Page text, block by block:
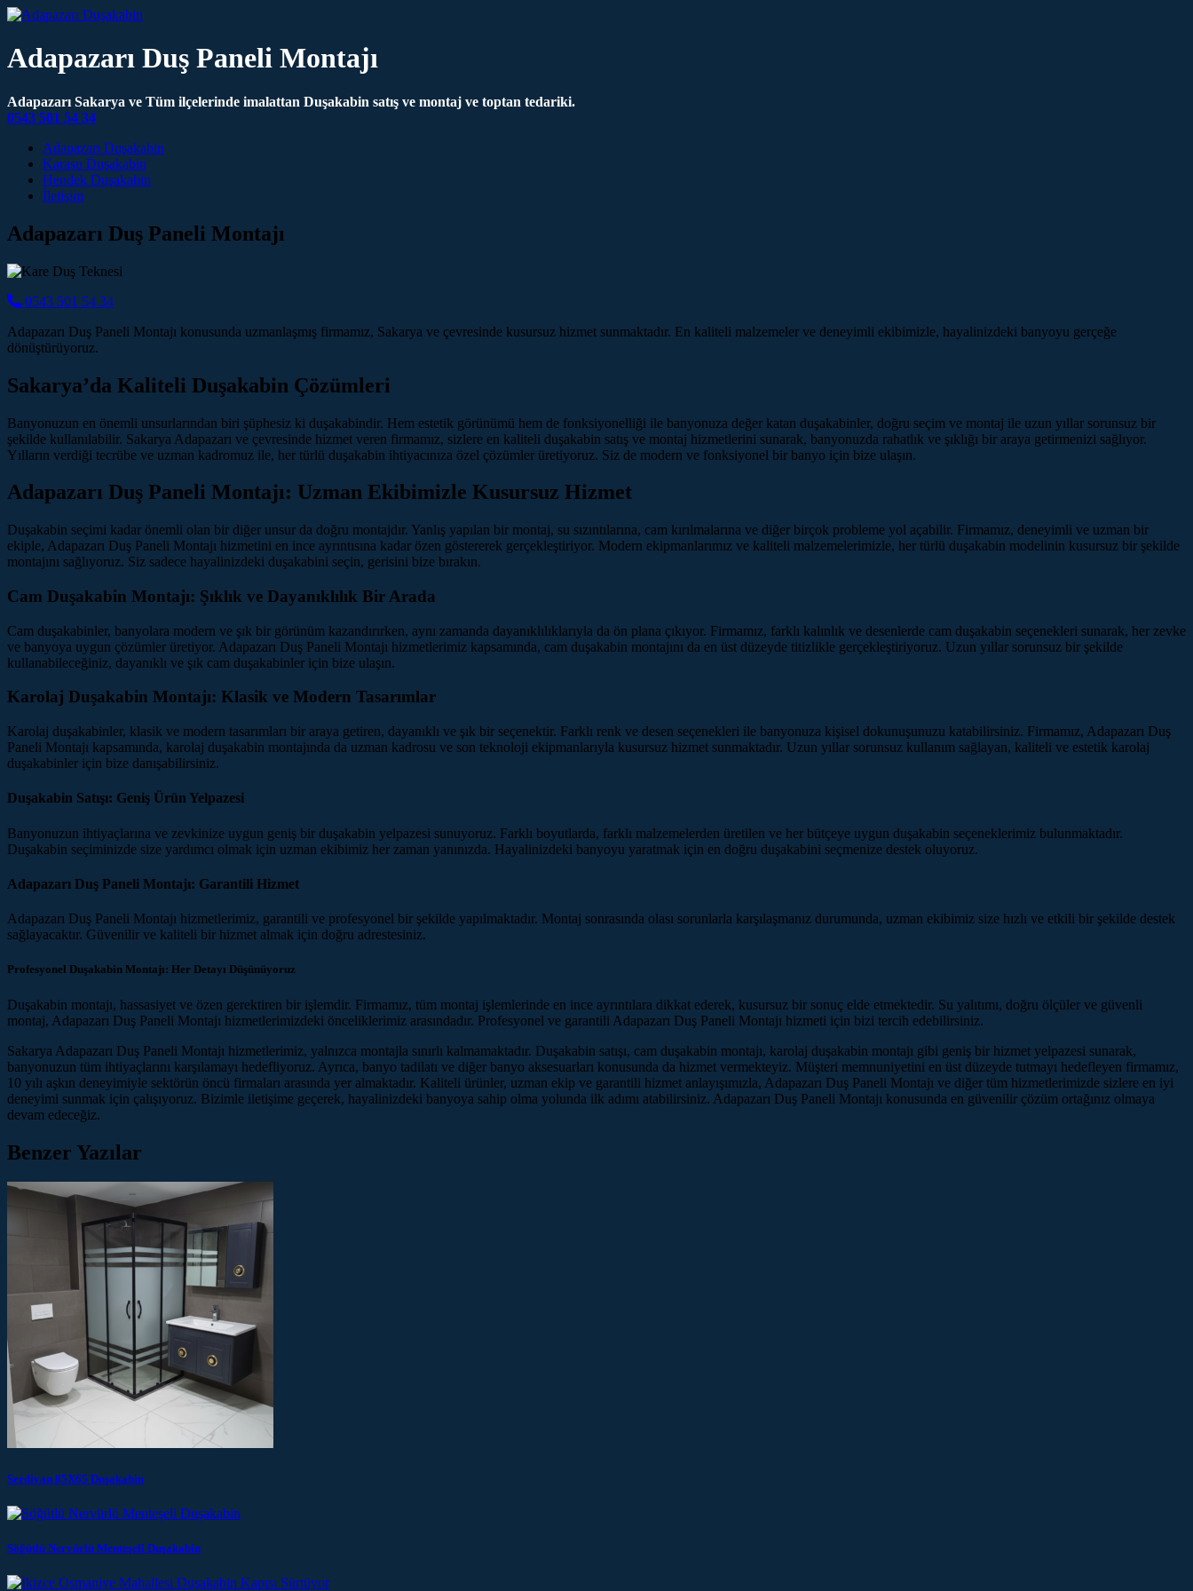
Adapazarı Duş Paneli Montajı
Adapazarı Sakarya ve Tüm ilçelerinde imalattan Duşakabin satış ve montaj ve toptan tedariki.
0543 501 54 34
Main Navigation
Adapazarı Duşakabin
Karasu Duşakabin
Hendek Duşakabin
İletişim
Adapazarı Duş Paneli Montajı
0543 501 54 34
Adapazarı Duş Paneli Montajı konusunda uzmanlaşmış firmamız, Sakarya ve çevresinde kusursuz hizmet sunmaktadır. En kaliteli malzemeler ve deneyimli ekibimizle, hayalinizdeki banyoyu gerçeğe
dönüştürüyoruz.
Sakarya’da Kaliteli Duşakabin Çözümleri
Banyonuzun en önemli unsurlarından biri şüphesiz ki duşakabindir. Hem estetik görünümü hem de fonksiyonelliği ile banyonuza değer katan duşakabinler, doğru seçim ve montaj ile uzun yıllar sorunsuz bir
şekilde kullanılabilir. Sakarya Adapazarı ve çevresinde hizmet veren firmamız, sizlere en kaliteli duşakabin satış ve montaj hizmetlerini sunarak, banyonuzda rahatlık ve şıklığı bir araya getirmenizi sağlıyor.
Yılların verdiği tecrübe ve uzman kadromuz ile, her türlü duşakabin ihtiyacınıza özel çözümler üretiyoruz. Siz de modern ve fonksiyonel bir banyo için bize ulaşın.
Adapazarı Duş Paneli Montajı: Uzman Ekibimizle Kusursuz Hizmet
Duşakabin seçimi kadar önemli olan bir diğer unsur da doğru montajdır. Yanlış yapılan bir montaj, su sızıntılarına, cam kırılmalarına ve diğer birçok probleme yol açabilir. Firmamız, deneyimli ve uzman bir
ekiple, Adapazarı Duş Paneli Montajı hizmetini en ince ayrıntısına kadar özen göstererek gerçekleştiriyor. Modern ekipmanlarımız ve kaliteli malzemelerimizle, her türlü duşakabin modelinin kusursuz bir şekilde
montajını sağlıyoruz. Siz sadece hayalinizdeki duşakabini seçin, gerisini bize bırakın.
Cam Duşakabin Montajı: Şıklık ve Dayanıklılık Bir Arada
Cam duşakabinler, banyolara modern ve şık bir görünüm kazandırırken, aynı zamanda dayanıklılıklarıyla da ön plana çıkıyor. Firmamız, farklı kalınlık ve desenlerde cam duşakabin seçenekleri sunarak, her zevke
ve banyoya uygun çözümler üretiyor. Adapazarı Duş Paneli Montajı hizmetlerimiz kapsamında, cam duşakabin montajını da en üst düzeyde titizlikle gerçekleştiriyoruz. Uzun yıllar sorunsuz bir şekilde
kullanabileceğiniz, dayanıklı ve şık cam duşakabinler için bize ulaşın.
Karolaj Duşakabin Montajı: Klasik ve Modern Tasarımlar
Karolaj duşakabinler, klasik ve modern tasarımları bir araya getiren, dayanıklı ve şık bir seçenektir. Farklı renk ve desen seçenekleri ile banyonuza kişisel dokunuşunuzu katabilirsiniz. Firmamız, Adapazarı Duş
Paneli Montajı kapsamında, karolaj duşakabin montajında da uzman kadrosu ve son teknoloji ekipmanlarıyla kusursuz hizmet sunmaktadır. Uzun yıllar sorunsuz kullanım sağlayan, kaliteli ve estetik karolaj
duşakabinler için bize danışabilirsiniz.
Duşakabin Satışı: Geniş Ürün Yelpazesi
Banyonuzun ihtiyaçlarına ve zevkinize uygun geniş bir duşakabin yelpazesi sunuyoruz. Farklı boyutlarda, farklı malzemelerden üretilen ve her bütçeye uygun duşakabin seçeneklerimiz bulunmaktadır.
Duşakabin seçiminizde size yardımcı olmak için uzman ekibimiz her zaman yanınızda. Hayalinizdeki banyoyu yaratmak için en doğru duşakabini seçmenize destek oluyoruz.
Adapazarı Duş Paneli Montajı: Garantili Hizmet
Adapazarı Duş Paneli Montajı hizmetlerimiz, garantili ve profesyonel bir şekilde yapılmaktadır. Montaj sonrasında olası sorunlarla karşılaşmanız durumunda, uzman ekibimiz size hızlı ve etkili bir şekilde destek
sağlayacaktır. Güvenilir ve kaliteli bir hizmet almak için doğru adrestesiniz.
Profesyonel Duşakabin Montajı: Her Detayı Düşünüyoruz
Duşakabin montajı, hassasiyet ve özen gerektiren bir işlemdir. Firmamız, tüm montaj işlemlerinde en ince ayrıntılara dikkat ederek, kusursuz bir sonuç elde etmektedir. Su yalıtımı, doğru ölçüler ve güvenli
montaj, Adapazarı Duş Paneli Montajı hizmetlerimizdeki önceliklerimiz arasındadır. Profesyonel ve garantili Adapazarı Duş Paneli Montajı hizmeti için bizi tercih edebilirsiniz.
Sakarya Adapazarı Duş Paneli Montajı hizmetlerimiz, yalnızca montajla sınırlı kalmamaktadır. Duşakabin satışı, cam duşakabin montajı, karolaj duşakabin montajı gibi geniş bir hizmet yelpazesi sunarak,
banyonuzun tüm ihtiyaçlarını karşılamayı hedefliyoruz. Ayrıca, banyo tadilatı ve diğer banyo aksesuarları konusunda da hizmet vermekteyiz. Müşteri memnuniyetini en üst düzeyde tutmayı hedefleyen firmamız,
10 yılı aşkın deneyimiyle sektörün öncü firmaları arasında yer almaktadır. Kaliteli ürünler, uzman ekip ve garantili hizmet anlayışımızla, Adapazarı Duş Paneli Montajı ve diğer tüm hizmetlerimizde sizlere en iyi
deneyimi sunmak için çalışıyoruz. Bizimle iletişime geçerek, hayalinizdeki banyoya sahip olma yolunda ilk adımı atabilirsiniz. Adapazarı Duş Paneli Montajı konusunda en güvenilir çözüm ortağınız olmaya
devam edeceğiz.
Benzer Yazılar
Serdivan 85X65 Duşakabin
Söğütlü Nervürlü Menteşeli Duşakabin